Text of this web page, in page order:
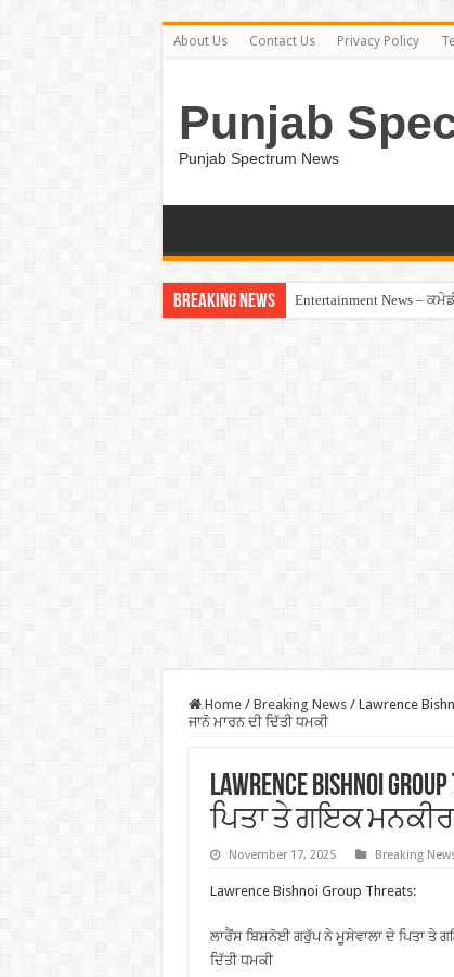
About Us Contact Us Privacy Policy
Punjab
Punjab Spectrum News
Breaking News Entertainment News –
Home / Breaking News / Lawrence
ਜਾਨੋ ਮਾਰਨ ਦੀ ਦਿੱਤੀ ਧਮਕੀ
Lawrence Bishnoi
ਪਿਤਾ ਤੇ ਗਇਕ
November 17, 2025 Breaking
Lawrence Bishnoi Group Threats:
ਲਾਰੈਂਸ ਬਿਸ਼ਨੋਈ ਗਰੁੱਪ ਨੇ ਮੂਸੇਵਾਲਾ ਦੇ ਪਿਤਾ ਤੇ
ਦਿੱਤੀ ਧਮਕੀ